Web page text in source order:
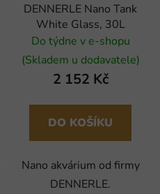
DENNERLE Nano Tank
White Glass, 30L
Do týdne v e-shopu
(Skladem u dodavatele)
2 152 Kč
DO KOŠÍKU
Nano akvárium od firmy
DENNERLE.